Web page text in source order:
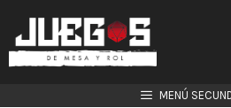
contenido
MENÚ